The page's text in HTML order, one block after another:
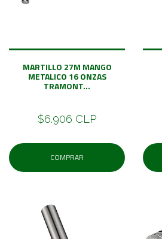
MARTILLO 27M MANGO
METALICO 16 ONZAS
TRAMONT...
$6.906 CLP
COMPRAR